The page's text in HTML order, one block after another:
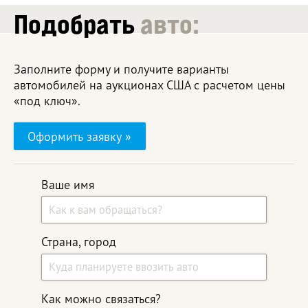
Подобратьавто:
Заполните форму и получите варианты
автомобилей на аукционах США с расчетом цены
«под ключ».
Ваше имя
Страна, город
Как можно связаться?
Оформить заявку »